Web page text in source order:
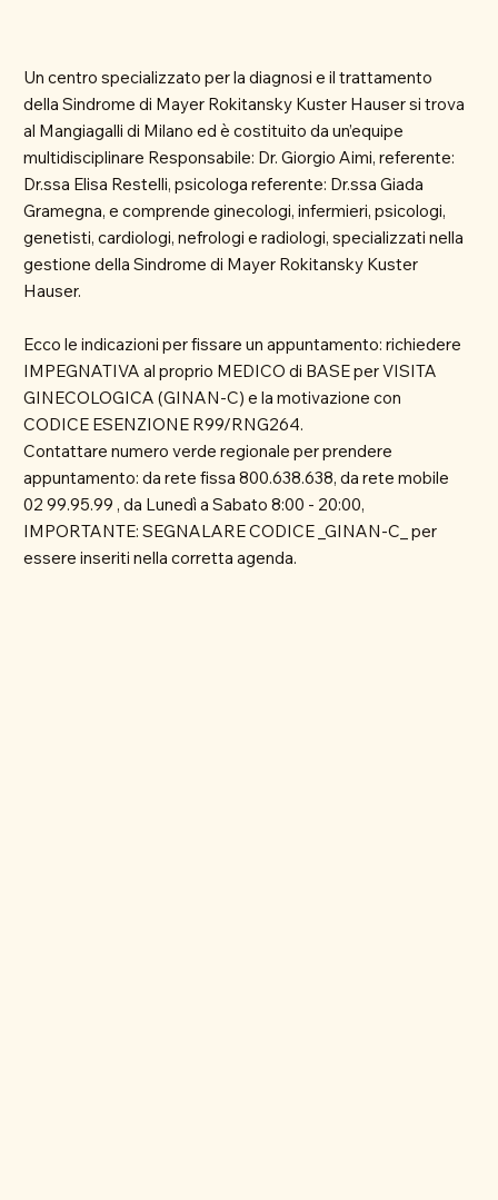
Un centro specializzato per la diagnosi e il trattamento
della Sindrome di Mayer Rokitansky Kuster Hauser si trova
al Mangiagalli di Milano ed è costituito da un’equipe
multidisciplinare Responsabile: Dr. Giorgio Aimi, referente:
Dr.ssa Elisa Restelli, psicologa referente: Dr.ssa Giada
Gramegna, e comprende ginecologi, infermieri, psicologi,
genetisti, cardiologi, nefrologi e radiologi, specializzati nella
gestione della Sindrome di Mayer Rokitansky Kuster
Hauser.
Ecco le indicazioni per fissare un appuntamento: richiedere
IMPEGNATIVA al proprio MEDICO di BASE per VISITA
GINECOLOGICA (GINAN-C) e la motivazione con
CODICE ESENZIONE R99/RNG264.
Contattare numero verde regionale per prendere
appuntamento: da rete fissa 800.638.638, da rete mobile
02 99.95.99 , da Lunedì a Sabato 8:00 - 20:00,
IMPORTANTE: SEGNALARE CODICE _GINAN-C_ per
essere inseriti nella corretta agenda.